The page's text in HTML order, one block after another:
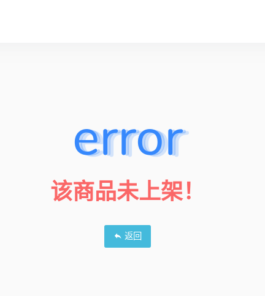
error
该商品未上架！
返回